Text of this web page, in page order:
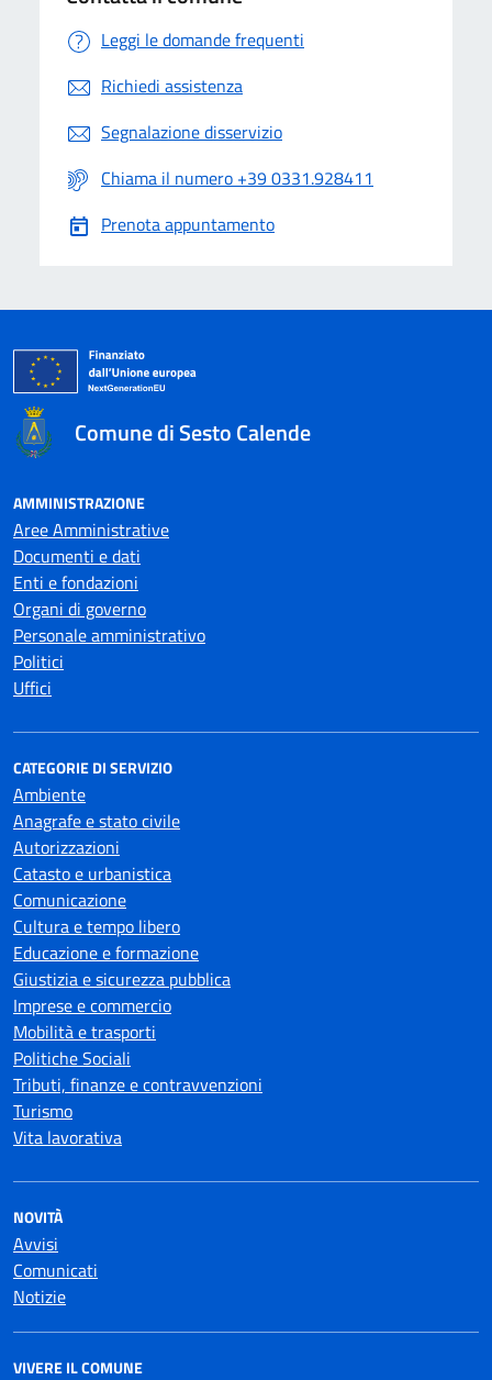
Leggi le domande frequenti
Richiedi assistenza
Segnalazione disservizio
Chiama il numero +39 0331.928411
Prenota appuntamento
Comune di Sesto Calende
AMMINISTRAZIONE
Aree Amministrative
Documenti e dati
Enti e fondazioni
Organi di governo
Personale amministrativo
Politici
Uffici
CATEGORIE DI SERVIZIO
Ambiente
Anagrafe e stato civile
Autorizzazioni
Catasto e urbanistica
Comunicazione
Cultura e tempo libero
Educazione e formazione
Giustizia e sicurezza pubblica
Imprese e commercio
Mobilità e trasporti
Politiche Sociali
Tributi, finanze e contravvenzioni
Turismo
Vita lavorativa
NOVITÀ
Avvisi
Comunicati
Notizie
VIVERE IL COMUNE